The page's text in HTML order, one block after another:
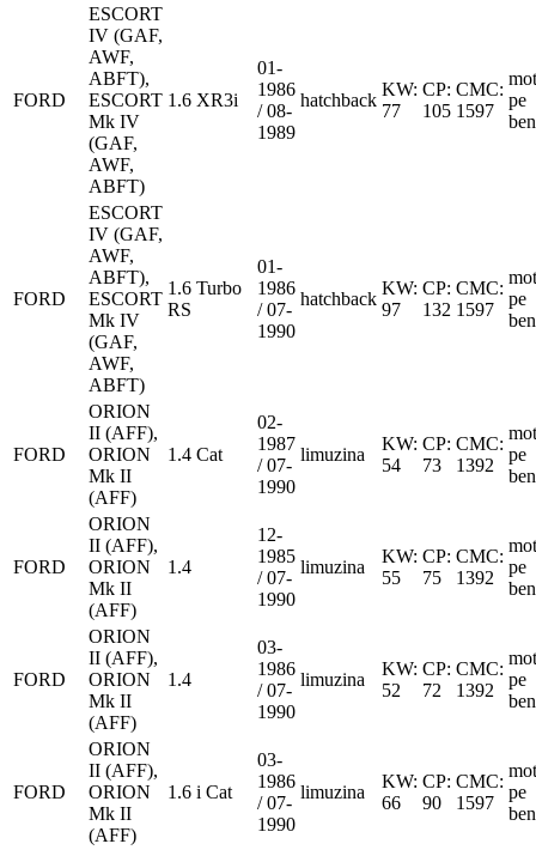
FORD
ESCORT
IV (GAF,
AWF,
ABFT),
ESCORT
Mk IV
(GAF,
AWF,
ABFT)
1.6 XR3i
01-
1986
/ 08-
1989
hatchback
KW:
77
CP:
105
CMC:
1597
pe
FORD
ESCORT
IV (GAF,
AWF,
ABFT),
ESCORT
Mk IV
(GAF,
AWF,
ABFT)
1.6 Turbo
RS
01-
1986
/ 07-
1990
hatchback
KW:
97
CP:
132
CMC:
1597
pe
FORD
ORION
II (AFF),
ORION
Mk II
(AFF)
1.4 Cat
02-
1987
/ 07-
1990
limuzina
KW:
54
CP:
73
CMC:
1392
pe
FORD
ORION
II (AFF),
ORION
Mk II
(AFF)
1.4
12-
1985
/ 07-
1990
limuzina
KW:
55
CP:
75
CMC:
1392
pe
FORD
ORION
II (AFF),
ORION
Mk II
(AFF)
1.4
03-
1986
/ 07-
1990
limuzina
KW:
52
CP:
72
CMC:
1392
pe
FORD
ORION
II (AFF),
ORION
Mk II
(AFF)
1.6 i Cat
03-
1986
/ 07-
1990
limuzina
KW:
66
CP:
90
CMC:
1597
pe